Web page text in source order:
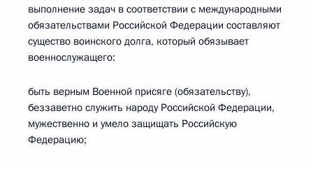
выполнение задач в соответствии с международными
обязательствами Российской Федерации составляют
существо воинского долга, который обязывает
военнослужащего:
быть верным Военной присяге (обязательству),
беззаветно служить народу Российской Федерации,
мужественно и умело защищать Российскую
Федерацию;